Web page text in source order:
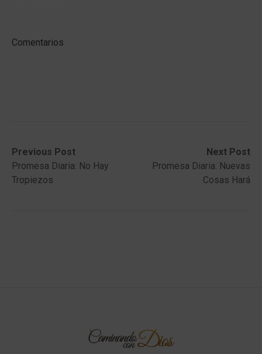
Comentarios
Post
navigation
Previous Post
Previous
post:Promesa Diaria: No Hay
Tropiezos
Next Post
Next
post:
Promesa Diaria: Nuevas
Cosas Hará